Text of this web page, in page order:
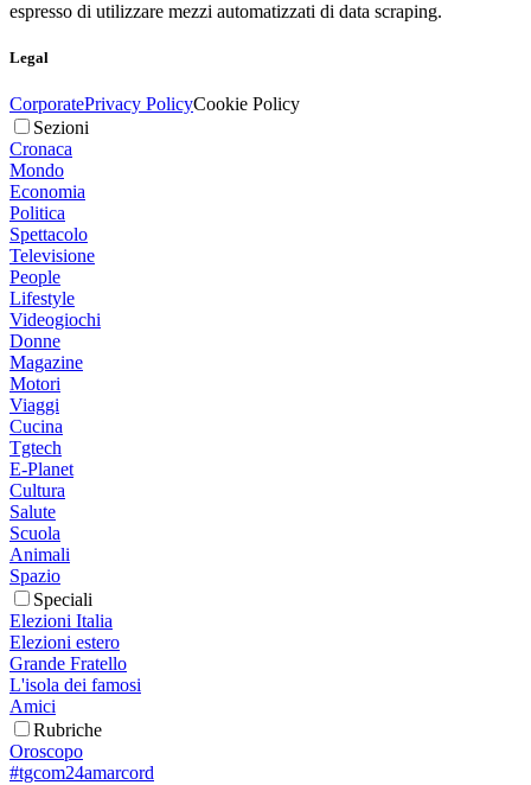
espresso di utilizzare mezzi automatizzati di data scraping.
Legal
CorporatePrivacy PolicyCookie Policy
Sezioni
Cronaca
Mondo
Economia
Politica
Spettacolo
Televisione
People
Lifestyle
Videogiochi
Donne
Magazine
Motori
Viaggi
Cucina
Tgtech
E-Planet
Cultura
Salute
Scuola
Animali
Spazio
Speciali
Elezioni Italia
Elezioni estero
Grande Fratello
L'isola dei famosi
Amici
Rubriche
Oroscopo
#tgcom24amarcord